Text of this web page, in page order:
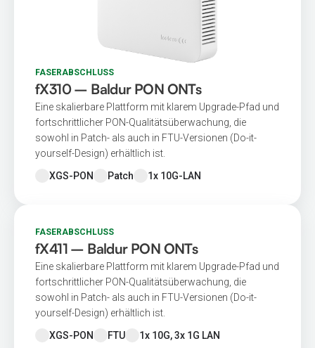
FASERABSCHLUSS
fX310 – Baldur PON ONTs
Eine skalierbare Plattform mit klarem Upgrade-Pfad und
fortschrittlicher PON-Qualitätsüberwachung, die
sowohl in Patch- als auch in FTU-Versionen (Do-it-
yourself-Design) erhältlich ist.
XGS-PON
Patch 1x 10G-LAN
FASERABSCHLUSS
fX411 – Baldur PON ONTs
Eine skalierbare Plattform mit klarem Upgrade-Pfad und
fortschrittlicher PON-Qualitätsüberwachung, die
sowohl in Patch- als auch in FTU-Versionen (Do-it-
yourself-Design) erhältlich ist.
XGS-PON
FTU 1x 10G, 3x 1G LAN